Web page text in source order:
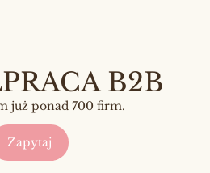
B2B
już ponad 700 firm.
Zapytaj